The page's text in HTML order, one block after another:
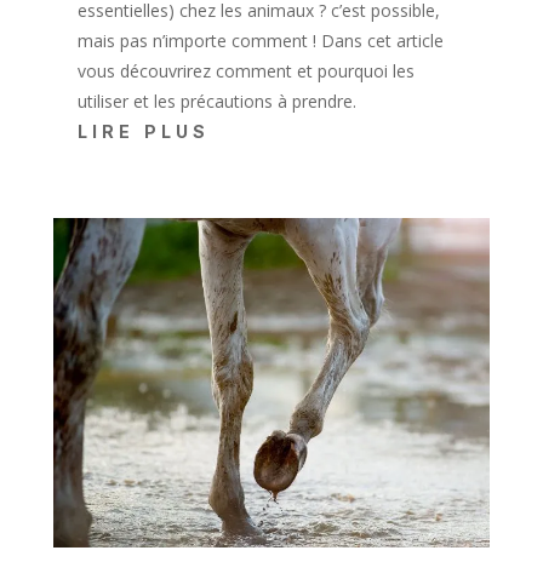
essentielles) chez les animaux ? c’est possible,
mais pas n’importe comment ! Dans cet article
vous découvrirez comment et pourquoi les
utiliser et les précautions à prendre.
LIRE PLUS